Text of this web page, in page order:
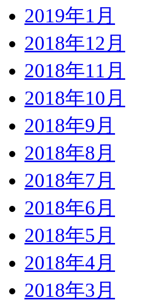
2019年1月
2018年12月
2018年11月
2018年10月
2018年9月
2018年8月
2018年7月
2018年6月
2018年5月
2018年4月
2018年3月